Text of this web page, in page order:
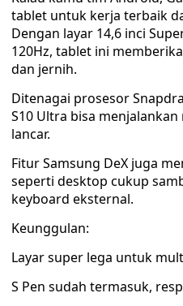
tablet untuk kerja terbaik
Dengan layar 14,6 inci
120Hz, tablet ini
dan jernih.
Ditenagai prosesor
S10 Ultra bisa
lancar.
Fitur Samsung DeX juga
seperti desktop cukup
keyboard eksternal.
Keunggulan:
Layar super lega untuk
S Pen sudah termasuk,